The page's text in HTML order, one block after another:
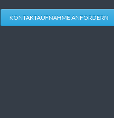
KONTAKTAUFNAHME ANFORDERN